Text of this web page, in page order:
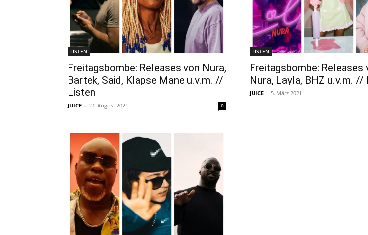
LISTEN
Freitagsbombe: Releases von Nura,
Bartek, Said, Klapse Mane u.v.m. //
Listen
JUICE - 20. August 2021 0
LISTEN
Freitagsbombe: Releases
Nura, Layla, BHZ u.v.m. //
JUICE - 5. März 2021